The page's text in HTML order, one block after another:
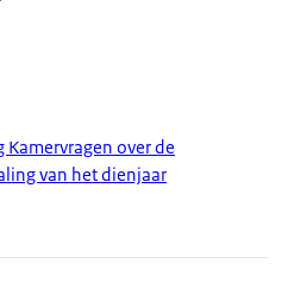
over de
van het dienjaar